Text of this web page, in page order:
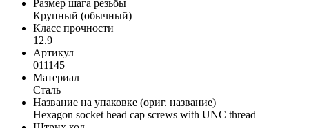
Размер шага резьбы
Крупный (обычный)
Класс прочности
12.9
Артикул
011145
Материал
Сталь
Название на упаковке (ориг. название)
Hexagon socket head cap screws with UNC thread